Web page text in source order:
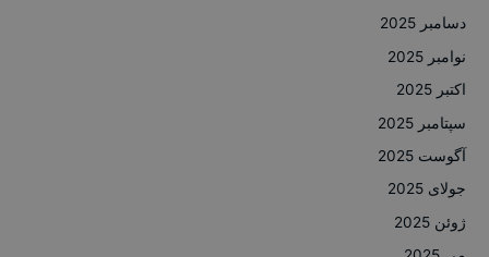
دسامبر 2025
نوامبر 2025
اکتبر 2025
سپتامبر 2025
آگوست 2025
جولای 2025
ژوئن 2025